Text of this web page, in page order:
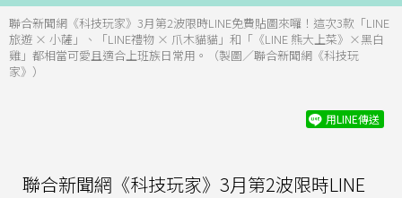
聯合新聞網《科技玩家》3月第2波限時LINE免費貼圖來囉！這次3款「LINE
旅遊 × 小薩」、「LINE禮物 × 爪木貓貓」和「《LINE 熊大上菜》×黑白
雞」都相當可愛且適合上班族日常用。（製圖／聯合新聞網《科技玩
家》）
用LINE傳送
聯合新聞網《科技玩家》3月第2波限時LINE